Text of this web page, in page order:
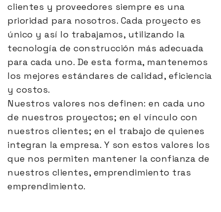
clientes y proveedores siempre es una
prioridad para nosotros. Cada proyecto es
único y así lo trabajamos, utilizando la
tecnología de construcción más adecuada
para cada uno. De esta forma, mantenemos
los mejores estándares de calidad, eficiencia
y costos.
Nuestros valores nos definen: en cada uno
de nuestros proyectos; en el vínculo con
nuestros clientes; en el trabajo de quienes
integran la empresa. Y son estos valores los
que nos permiten mantener la confianza de
nuestros clientes, emprendimiento tras
emprendimiento.